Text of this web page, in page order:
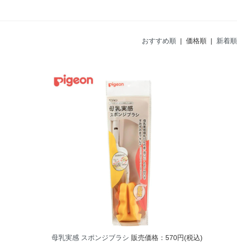
おすすめ順 | 価格順 | 新着順
母乳実感 スポンジブラシ 販売価格：570円(税込)